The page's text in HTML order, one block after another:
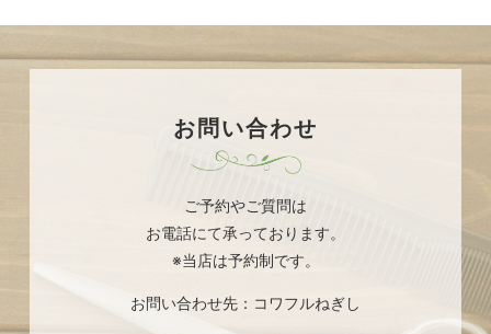
お問い合わせ
ご予約やご質問は
お電話にて承っております。
※当店は予約制です。
お問い合わせ先：コワフルねぎし